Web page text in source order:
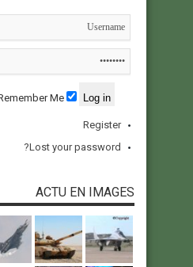
Register
Lost your password?
ACTU EN IMAGES